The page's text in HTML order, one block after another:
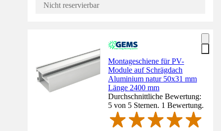
Nicht reservierbar
Montageschiene für PV-
Module auf Schrägdach
Aluminium natur 50x31 mm
Länge 2400 mm
Durchschnittliche Bewertung:
5 von 5 Sternen. 1 Bewertung.